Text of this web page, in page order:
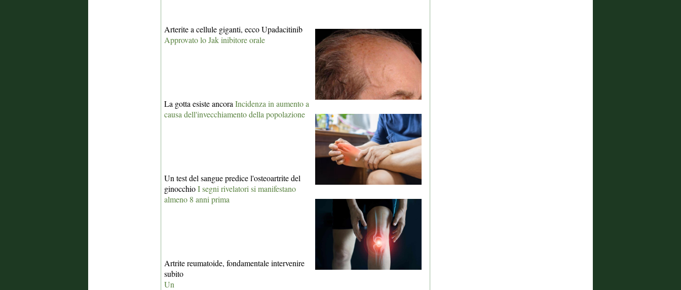
Arterite a cellule giganti, ecco Upadacitinib
Approvato lo Jak inibitore orale
La gotta esiste ancora Incidenza in aumento a
causa dell'invecchiamento della popolazione
Un test del sangue predice l'osteoartrite del
ginocchioI segni rivelatori si manifestano
almeno 8 anni prima
Artrite reumatoide, fondamentale intervenire
subito
Un